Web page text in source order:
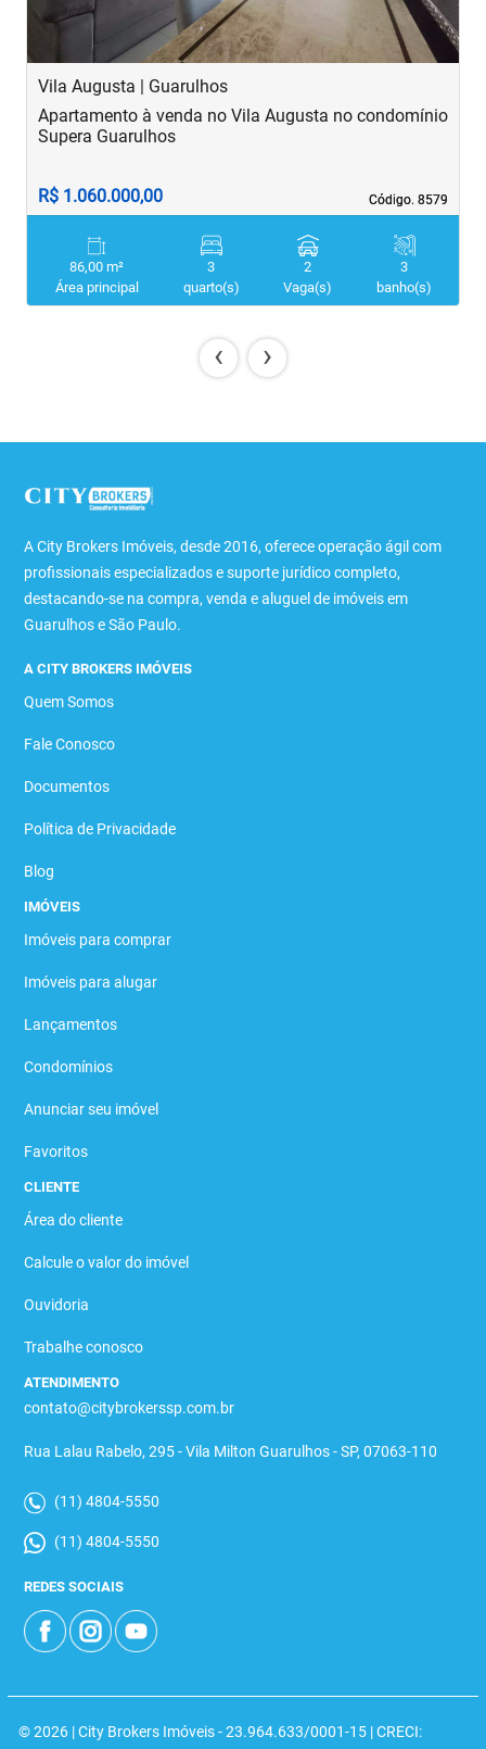
Vila Augusta | Guarulhos
Código. 8579
Código. 8579
Apartamento à venda no Vila Augusta no condomínio
Supera Guarulhos
R$ 1.060.000,00
86,00 m²
Área principal
3
quarto(s)
2
Vaga(s)
3
banho(s)
‹ ›
A City Brokers Imóveis, desde 2016, oferece operação ágil com
profissionais especializados e suporte jurídico completo,
destacando-se na compra, venda e aluguel de imóveis em
Guarulhos e São Paulo.
A CITY BROKERS IMÓVEIS
Quem Somos
Fale Conosco
Documentos
Política de Privacidade
Blog
IMÓVEIS
Imóveis para comprar
Imóveis para alugar
Lançamentos
Condomínios
Anunciar seu imóvel
Favoritos
CLIENTE
Área do cliente
Calcule o valor do imóvel
Ouvidoria
Trabalhe conosco
ATENDIMENTO
contato@citybrokerssp.com.br
Rua Lalau Rabelo, 295 - Vila Milton Guarulhos - SP, 07063-110
(11) 4804-5550
(11) 4804-5550
REDES SOCIAIS
© 2026 | City Brokers Imóveis - 23.964.633/0001-15 | CRECI: